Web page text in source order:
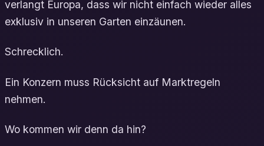
verlangt Europa, dass wir nicht einfach wieder alles
exklusiv in unseren Garten einzäunen.
Schrecklich.
Ein Konzern muss Rücksicht auf Marktregeln
nehmen.
Wo kommen wir denn da hin?